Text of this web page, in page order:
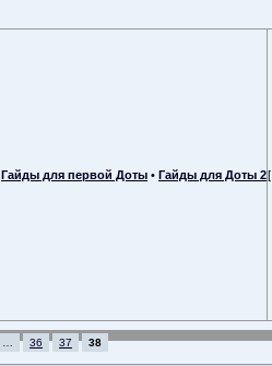
Гайды для первой Доты • Гайды для Доты 2
36 37 38